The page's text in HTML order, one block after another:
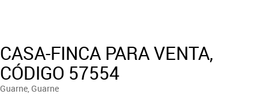
CASA-FINCA PARA VENTA,
CÓDIGO 57554
Guarne, Guarne